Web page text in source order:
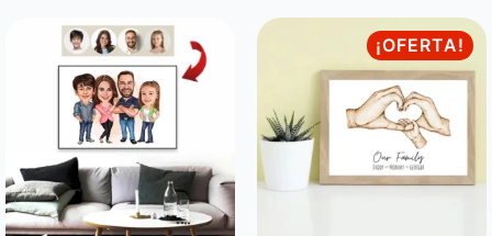
precios:
desde
14,90 €
hasta
39,90 €
desde
14,90 €
hasta
49,90 €
¡OFERTA!